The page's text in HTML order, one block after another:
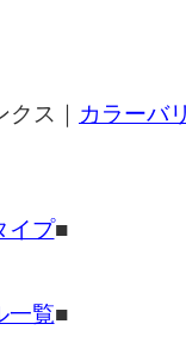
ス｜ カラーバ
イプ■
一覧■